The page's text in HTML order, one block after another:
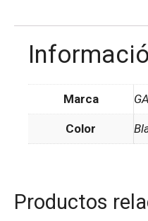
Marca
Color
Productos